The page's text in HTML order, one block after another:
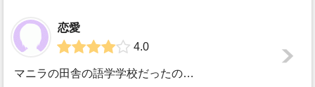
恋愛
4.0
マニラの田舎の語学学校だったので、野犬も虫も多く、貧困層も物乞いを至るところでしていて、環境はあまりいいとは言えなかったけれど、日本にいては気づかないこと...